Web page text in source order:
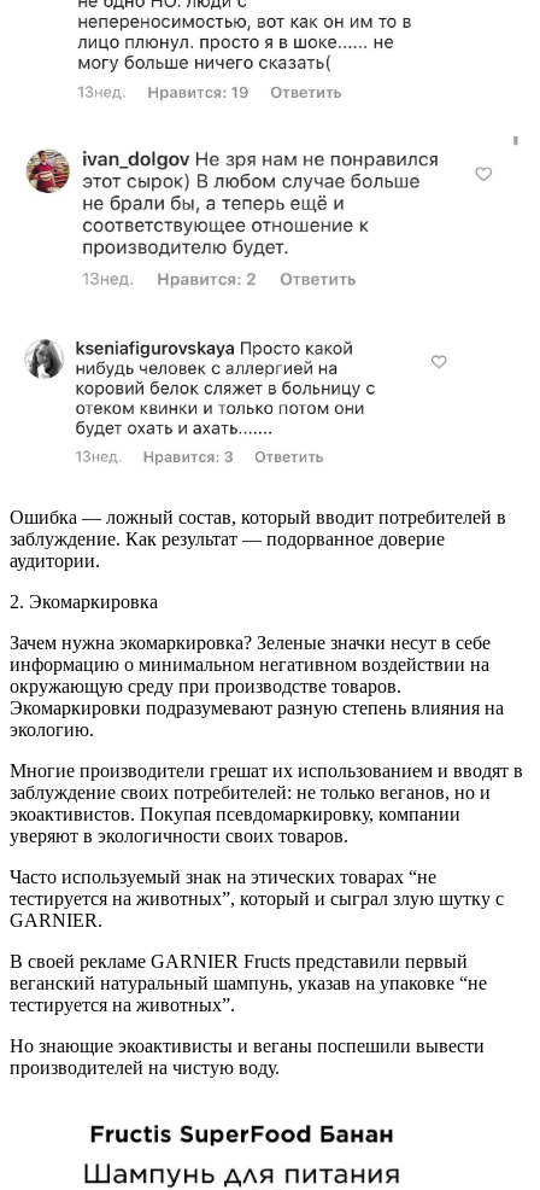
Ошибка — ложный состав, который вводит потребителей в
заблуждение. Как результат — подорванное доверие
аудитории.
2. Экомаркировка
Зачем нужна экомаркировка? Зеленые значки несут в себе
информацию о минимальном негативном воздействии на
окружающую среду при производстве товаров.
Экомаркировки подразумевают разную степень влияния на
экологию.
Многие производители грешат их использованием и вводят в
заблуждение своих потребителей: не только веганов, но и
экоактивистов. Покупая псевдомаркировку, компании
уверяют в экологичности своих товаров.
Часто используемый знак на этических товарах “не
тестируется на животных”, который и сыграл злую шутку с
GARNIER.
В своей рекламе GARNIER Fructs представили первый
веганский натуральный шампунь, указав на упаковке “не
тестируется на животных”.
Но знающие экоактивисты и веганы поспешили вывести
производителей на чистую воду.